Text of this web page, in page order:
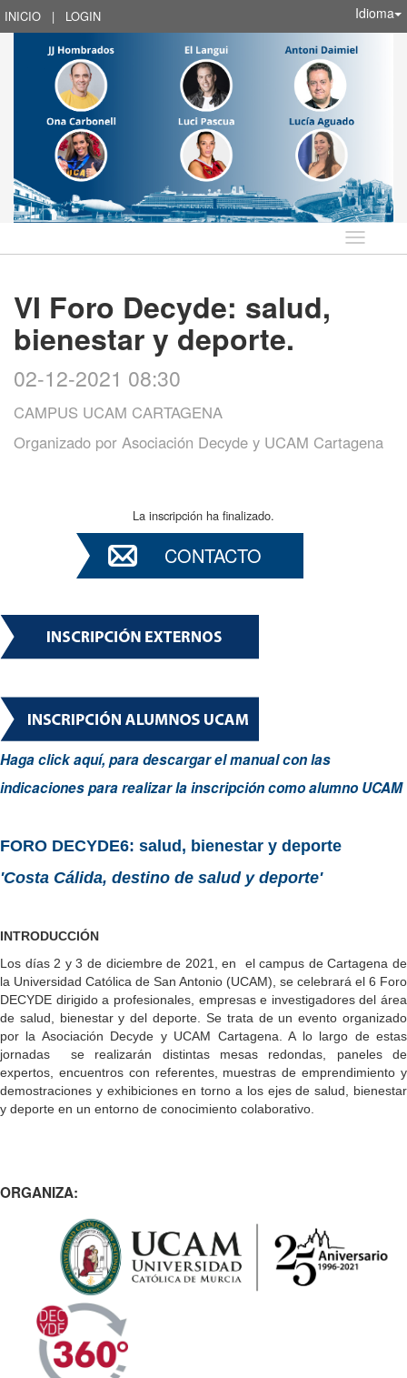
INICIO | LOGIN Idioma
Idioma
VI Foro Decyde: salud,
bienestar y deporte.
02-12-2021 08:30
CAMPUS UCAM CARTAGENA
Organizado por Asociación Decyde y UCAM Cartagena
La inscripción ha finalizado.
CONTACTO
Haga click aquí, para descargar el manual con las
indicaciones para realizar la inscripción como alumno UCAM
FORO DECYDE6: salud, bienestar y deporte
'Costa Cálida, destino de salud y deporte'
INTRODUCCIÓN
Los días 2 y 3 de diciembre de 2021, en el campus de Cartagena de
la Universidad Católica de San Antonio (UCAM), se celebrará el 6 Foro
DECYDE dirigido a profesionales, empresas e investigadores del área
de salud, bienestar y del deporte. Se trata de un evento organizado
por la Asociación Decyde y UCAM Cartagena. A lo largo de estas
jornadas se realizarán distintas mesas redondas, paneles de
expertos, encuentros con referentes, muestras de emprendimiento y
demostraciones y exhibiciones en torno a los ejes de salud, bienestar
y deporte en un entorno de conocimiento colaborativo.
ORGANIZA: